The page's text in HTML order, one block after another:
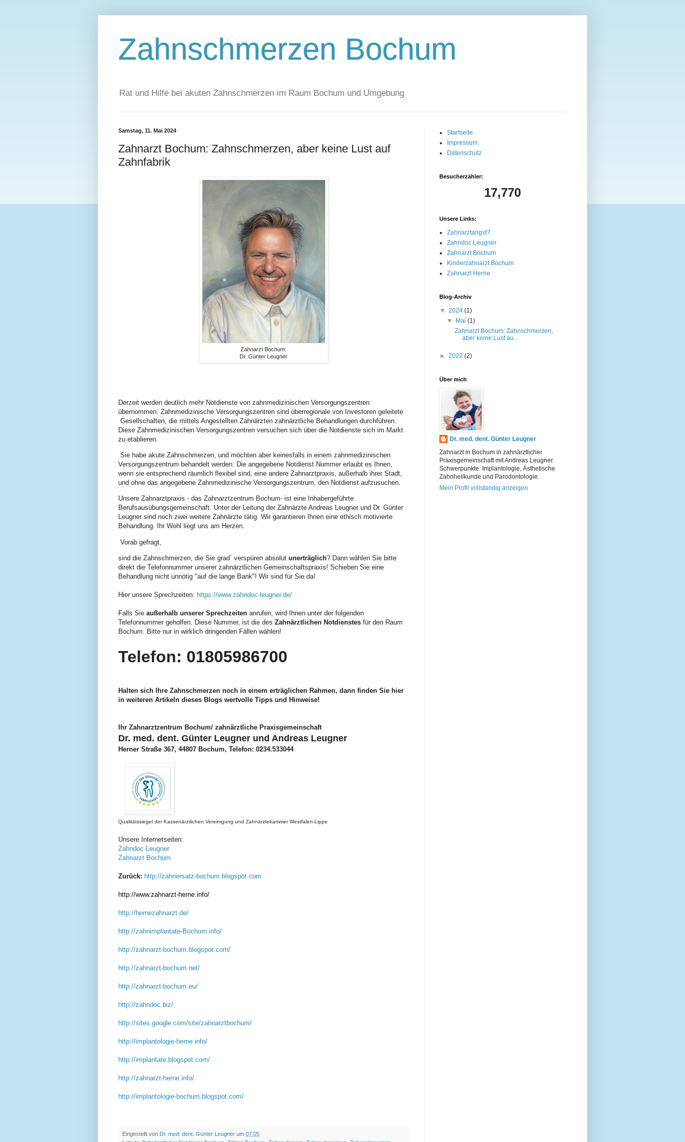
Zahnschmerzen Bochum
Rat und Hilfe bei akuten Zahnschmerzen im Raum Bochum und Umgebung
Samstag, 11. Mai 2024
Zahnarzt Bochum: Zahnschmerzen, aber keine Lust auf
Zahnfabrik
Zahnarzt Bochum:
Dr. Günter Leugner
Derzeit werden deutlich mehr Notdienste von zahnmedizinischen Versorgungszentren
übernommen. Zahnmedizinische Versorgungszentren sind überregionale von Investoren geleitete
Gesellschaften, die mittels Angestellten Zahnärzten zahnärztliche Behandlungen durchführen.
Diese Zahnmedizinischen Versorgungszentren versuchen sich über die Notdienste sich im Markt
zu etablieren.
Sie habe akute Zahnschmerzen, und möchten aber keinesfalls in einem zahnmedizinischen
Versorgungszentrum behandelt werden. Die angegebene Notdienst Nummer erlaubt es Ihnen,
wenn sie entsprechend räumlich flexibel sind, eine andere Zahnarztpraxis, außerhalb ihrer Stadt,
und ohne das angegebene Zahnmedizinische Versorgungszentrum, den Notdienst aufzusuchen.
Unsere Zahnarztpraxis - das Zahnarztzentrum Bochum- ist eine Inhabergeführte
Berufsausübungsgemeinschaft. Unter der Leitung der Zahnärzte Andreas Leugner und Dr. Günter
Leugner sind noch zwei weitere Zahnärzte tätig. Wir garantieren Ihnen eine ethisch motivierte
Behandlung. Ihr Wohl liegt uns am Herzen.
Vorab gefragt,
sind die Zahnschmerzen, die Sie grad´ verspüren absolut unerträglich? Dann wählen Sie bitte
direkt die Telefonnummer unserer zahnärztlichen Gemeinschaftspraxis! Schieben Sie eine
Behandlung nicht unnötig "auf die lange Bank"! Wir sind für Sie da!
Hier unsere Sprechzeiten: https://www.zahndoc-leugner.de/
Falls Sie außerhalb unserer Sprechzeiten anrufen, wird Ihnen unter der folgenden
Telefonnummer geholfen. Diese Nummer, ist die des Zahnärztlichen Notdienstes für den Raum
Bochum.
Bitte nur in wirklich dringenden Fällen wählen!
Telefon: 01805986700
Halten sich Ihre Zahnschmerzen noch in einem erträglichen Rahmen, dann finden Sie hier
in weiteren Artikeln dieses Blogs wertvolle Tipps und Hinweise!
Ihr Zahnarztzentrum Bochum/ zahnärztliche Praxisgemeinschaft
Dr. med. dent. Günter Leugner und Andreas Leugner
Herner Straße 367, 44807 Bochum, Telefon: 0234.533044
Qualitätssiegel der Kassenärztlichen Vereinigung und Zahnärztekammer Westfalen-Lippe
Unsere Internetseiten:
Zahndoc Leugner
Zahnarzt Bochum
Zurück: http://zahnersatz-bochum.blogspot.com
http://www.zahnarzt-herne.info/
http://hernezahnarzt.de/
http://zahnimplantate-Bochum.info/
http://zahnarzt-bochum.blogspot.com/
http://zahnarzt-bochum.net/
http://zahnarzt-bochum.eu/
http://zahndoc.biz/
http://sites.google.com/site/zahnarztbochum/
http://implantologie-herne.info/
http://implantate.blogspot.com/
http://zahnarzt-herne.info/
http://implantologie-bochum.blogspot.com/
Eingestellt von Dr. med. dent. Günter Leugner um 07:05
Startseite
Impressum:
Datenschutz
Besucherzähler:
17,770
Unsere Links:
Zahnarztangst?
Zahndoc Leugner
Zahnarzt Bochum
Kinderzahnarzt Bochum
Zahnarzt Herne
Blog-Archiv
▼ 2024 (1)
▼
Mai(1)
Zahnarzt Bochum: Zahnschmerzen,
aber keine Lust au...
► 2022 (2)
Über mich
Dr. med. dent. Günter Leugner
Zahnarzt in Bochum in zahnärztlicher
Praxisgemeinschaft mit Andreas Leugner.
Schwerpunkte: Implantologie, Ästhetische
Zahnheilkunde und Parodontologie.
Mein Profil vollständig anzeigen